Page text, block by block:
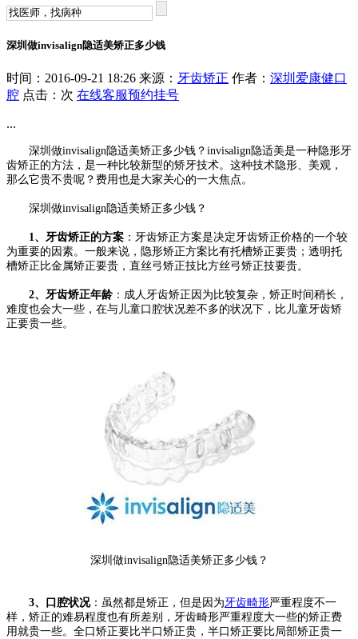
深圳做invisalign隐适美矫正多少钱
时间：2016-09-21 18:26 来源： 牙齿矫正 作者： 深圳爱康健口
腔 点击： 次 在线客服预约挂号
...
深圳做invisalign隐适美矫正多少钱？invisalign隐适美是一种隐形牙
齿矫正的方法，是一种比较新型的矫牙技术。这种技术隐形、美观，
那么它贵不贵呢？费用也是大家关心的一大焦点。
深圳做invisalign隐适美矫正多少钱？
1、牙齿矫正的方案 ：牙齿矫正方案是决定牙齿矫正价格的一个较
为重要的因素。一般来说，隐形矫正方案比有托槽矫正要贵；透明托
槽矫正比金属矫正要贵，直丝弓矫正技比方丝弓矫正技要贵。
2、牙齿矫正年龄：成人牙齿矫正因为比较复杂，矫正时间稍长，
难度也会大一些，在与儿童口腔状况差不多的状况下，比儿童牙齿矫
正要贵一些。
深圳做invisalign隐适美矫正多少钱？
3、口腔状况：虽然都是矫正，但是因为牙齿畸形严重程度不一
样，矫正的难易程度也有所差别，牙齿畸形严重程度大一些的矫正费
用就贵一些。全口矫正要比半口矫正贵，半口矫正要比局部矫正贵一